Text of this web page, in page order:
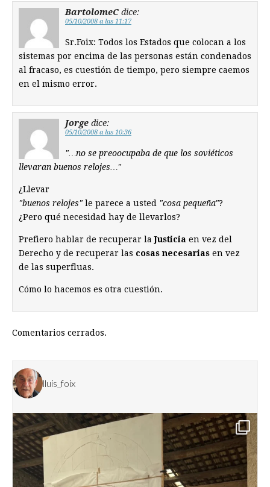
BartolomeC dice:
05/10/2008 a las 11:17
Sr.Foix: Todos los Estados que colocan a los
sistemas por encima de las personas están condenados
al fracaso, es cuestión de tiempo, pero siempre caemos
en el mismo error.
Jorge dice:
05/10/2008 a las 10:36
"…no se preoocupaba de que los soviéticos
llevaran buenos relojes…"
¿Llevar
"buenos relojes" le parece a usted "cosa pequeña"?
¿Pero qué necesidad hay de llevarlos?
Prefiero hablar de recuperar laJusticia en vez del
Derecho y de recuperar las cosas necesarias en vez
de las superfluas.
Cómo lo hacemos es otra cuestión.
Comentarios cerrados.
lluis_foix